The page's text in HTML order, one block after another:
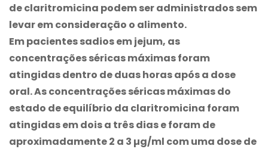
de claritromicina podem ser administrados sem
levar em consideração o alimento.
Em pacientes sadios em jejum, as
concentrações séricas máximas foram
atingidas dentro de duas horas após a dose
oral. As concentrações séricas máximas do
estado de equilíbrio da claritromicina foram
atingidas em dois a três dias e foram de
aproximadamente 2 a 3 µg/ml com uma dose de